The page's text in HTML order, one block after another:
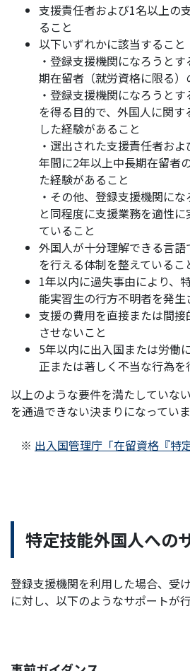
支援責任者および1名以上の
ること
以下いずれかに該当すること
・登録支援機関になろうと
期在留者（就労資格に限る
・登録支援機関になろうと
を得る目的で、外国人に関
した経験があること
・選出された支援責任者お
年間に2年以上中長期在留者
た経験があること
・その他、登録支援機関に
と同程度に支援業務を適性
ていること
外国人が十分理解できる言
を行える体制を整えているこ
1年以内に過失事由により、
能実習生の行方不明者を発生
支援の費用を直接または間
させないこと
5年以内に出入国または労働
正または著しく不当な行為を
以上のような要件を満たしていな
を通過できない決まりになっていま
※ 出入国管理庁「在留資格『特
特定技能外国人への
登録支援機関を利用した場合、受
に対し、以下のようなサポートが行